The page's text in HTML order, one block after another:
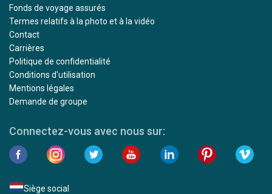
Fonds de voyage assurés
Termes relatifs à la photo et à la vidéo
Contact
Carrières
Politique de confidentialité
Conditions d'utilisation
Mentions légales
Demande de groupe
Connectez-vous avec nous sur:
Siège social